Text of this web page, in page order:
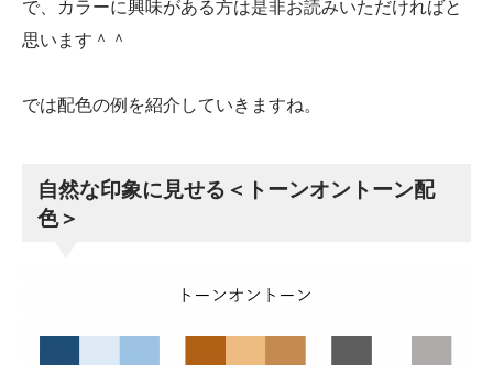
で、カラーに興味がある方は是非お読みいただければと
思います＾＾
では配色の例を紹介していきますね。
自然な印象に見せる＜トーンオントーン配
色＞